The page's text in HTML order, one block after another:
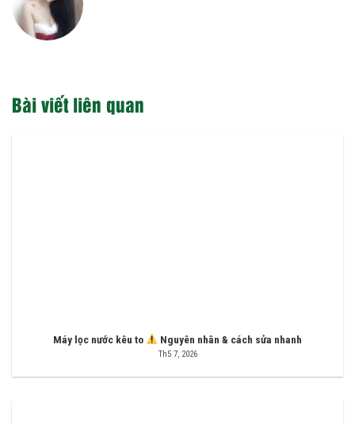
Bài viết liên quan
Máy lọc nước kêu to Nguyên nhân & cách sửa nhanh
Th5 7, 2026